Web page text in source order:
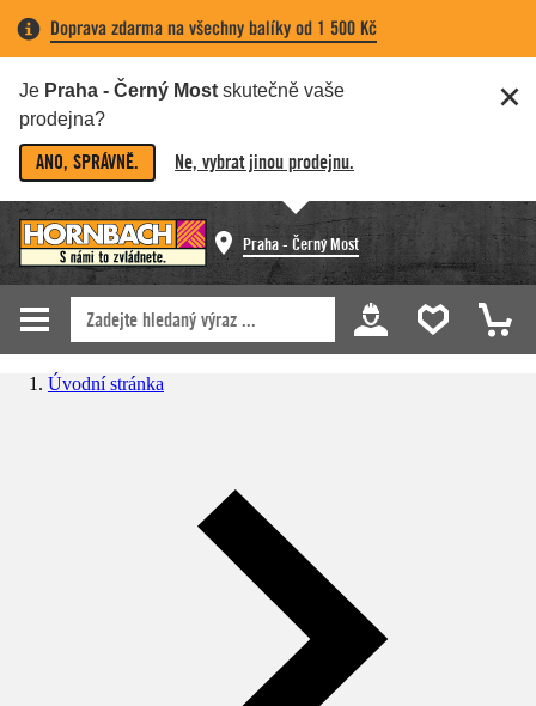
Doprava zdarma na všechny balíky od 1 500 Kč
Je Praha - Černý Most skutečně vaše
prodejna?
ANO, SPRÁVNĚ. Ne, vybrat jinou prodejnu.
Praha - Černý Most
Úvodní stránka